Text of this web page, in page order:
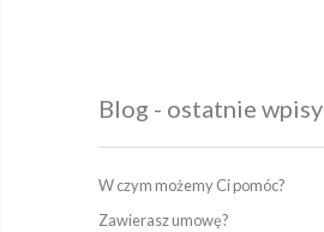
Blog - ostatnie wpisy
W czym możemy Ci pomóc?
Zawierasz umowę?